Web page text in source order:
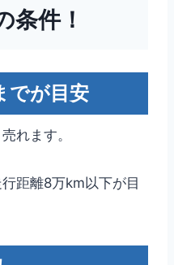
条件！
でが目安
れます。
距離8万km以下が目